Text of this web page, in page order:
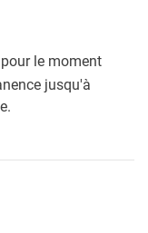
le moment
jusqu'à